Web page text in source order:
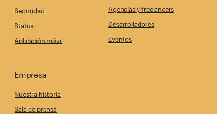
Seguridad
Status
Aplicación móvil
Agencias y freelancers
Desarrolladores
Eventos
Empresa
Nuestra historia
Sala de prensa